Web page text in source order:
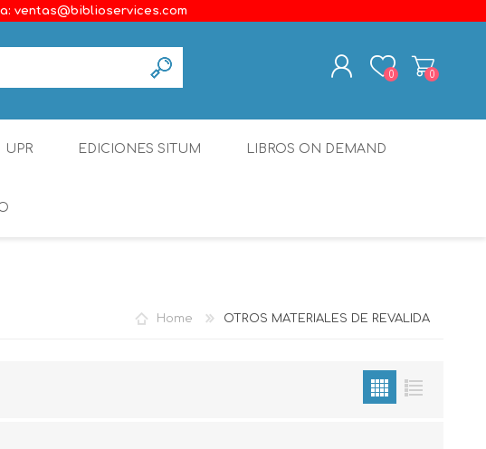
ventas@biblioservices.com
0 0
UPR EDICIONES SITUM LIBROS ON DEMAND
Gato Malo Editores
Editora Educación Emergente
Home OTROS MATERIALES DE REVALIDA